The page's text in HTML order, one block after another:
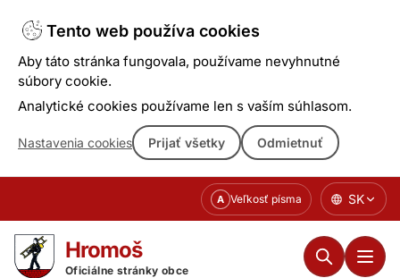
Tento web používa cookies
Aby táto stránka fungovala, používame nevyhnutné
súbory cookie.
Analytické cookies používame len s vaším súhlasom.
Nastavenia cookies Prijať všetky Odmietnuť
obsahu
A Veľkosť písma SK
Hromoš
Oficiálne stránky obce